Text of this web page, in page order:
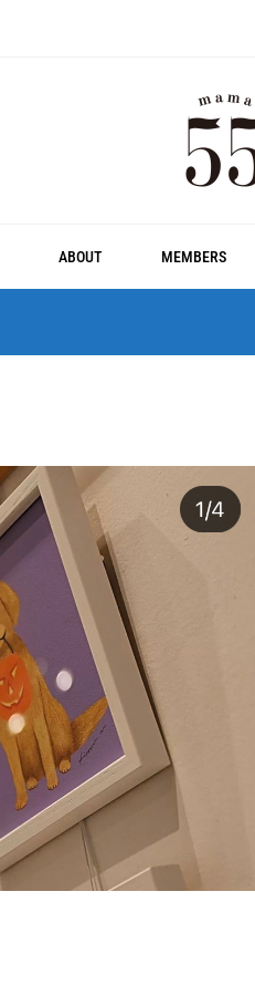
ABOUT MEMBERS